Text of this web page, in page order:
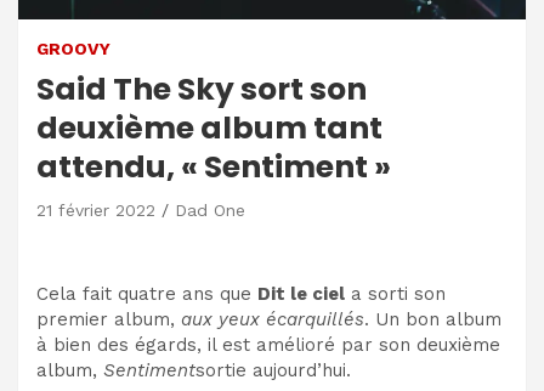
GROOVY
Said The Sky sort son
deuxième album tant
attendu, « Sentiment »
21 février 2022 Dad One
Cela fait quatre ans que Dit le ciel a sorti son
premier album, aux yeux écarquillés. Un bon album
à bien des égards, il est amélioré par son deuxième
album, Sentimentsortie aujourd’hui.